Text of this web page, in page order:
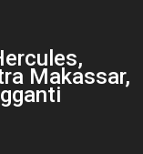
Makassar,